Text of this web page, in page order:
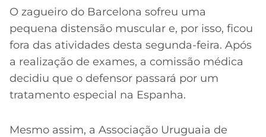
O zagueiro do Barcelona sofreu uma
pequena distensão muscular e, por isso, ficou
fora das atividades desta segunda-feira. Após
a realização de exames, a comissão médica
decidiu que o defensor passará por um
tratamento especial na Espanha.
Mesmo assim, a Associação Uruguaia de